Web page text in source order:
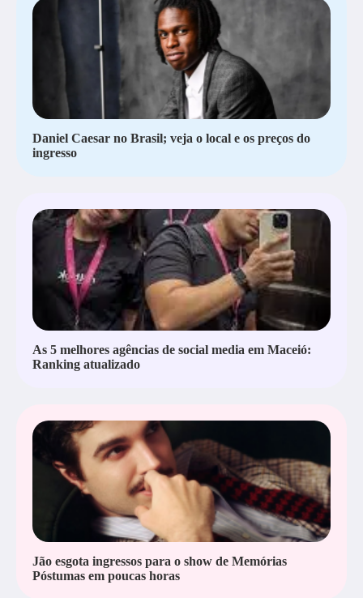
Daniel Caesar no Brasil; veja o local e os preços do
ingresso
As 5 melhores agências de social media em Maceió:
Ranking atualizado
Jão esgota ingressos para o show de Memórias
Póstumas em poucas horas